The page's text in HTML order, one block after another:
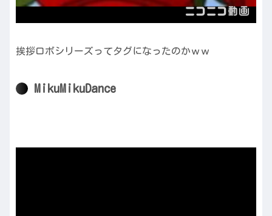
挨拶ロボシリーズってタグになったのかｗｗ
MikuMikuDance